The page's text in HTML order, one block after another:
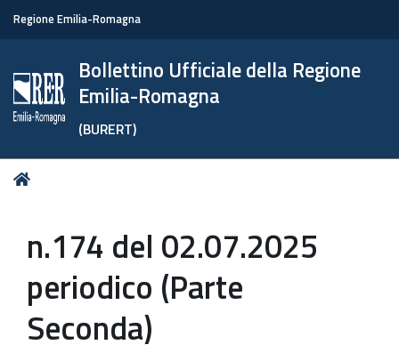
Regione Emilia-Romagna
Bollettino Ufficiale della Regione
Emilia-Romagna
(BURERT)
Tu
n.174 del 02.07.2025
periodico (Parte
Seconda)